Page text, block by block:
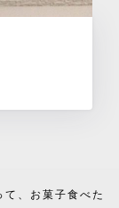
、お菓子食べた